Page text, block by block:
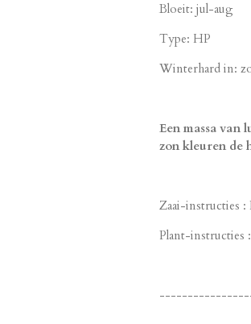
Bloeit: jul-aug
Type: HP
Winterhard in:
Een massa
zon kleuren de
Zaai-instructies :
Plant-instructies